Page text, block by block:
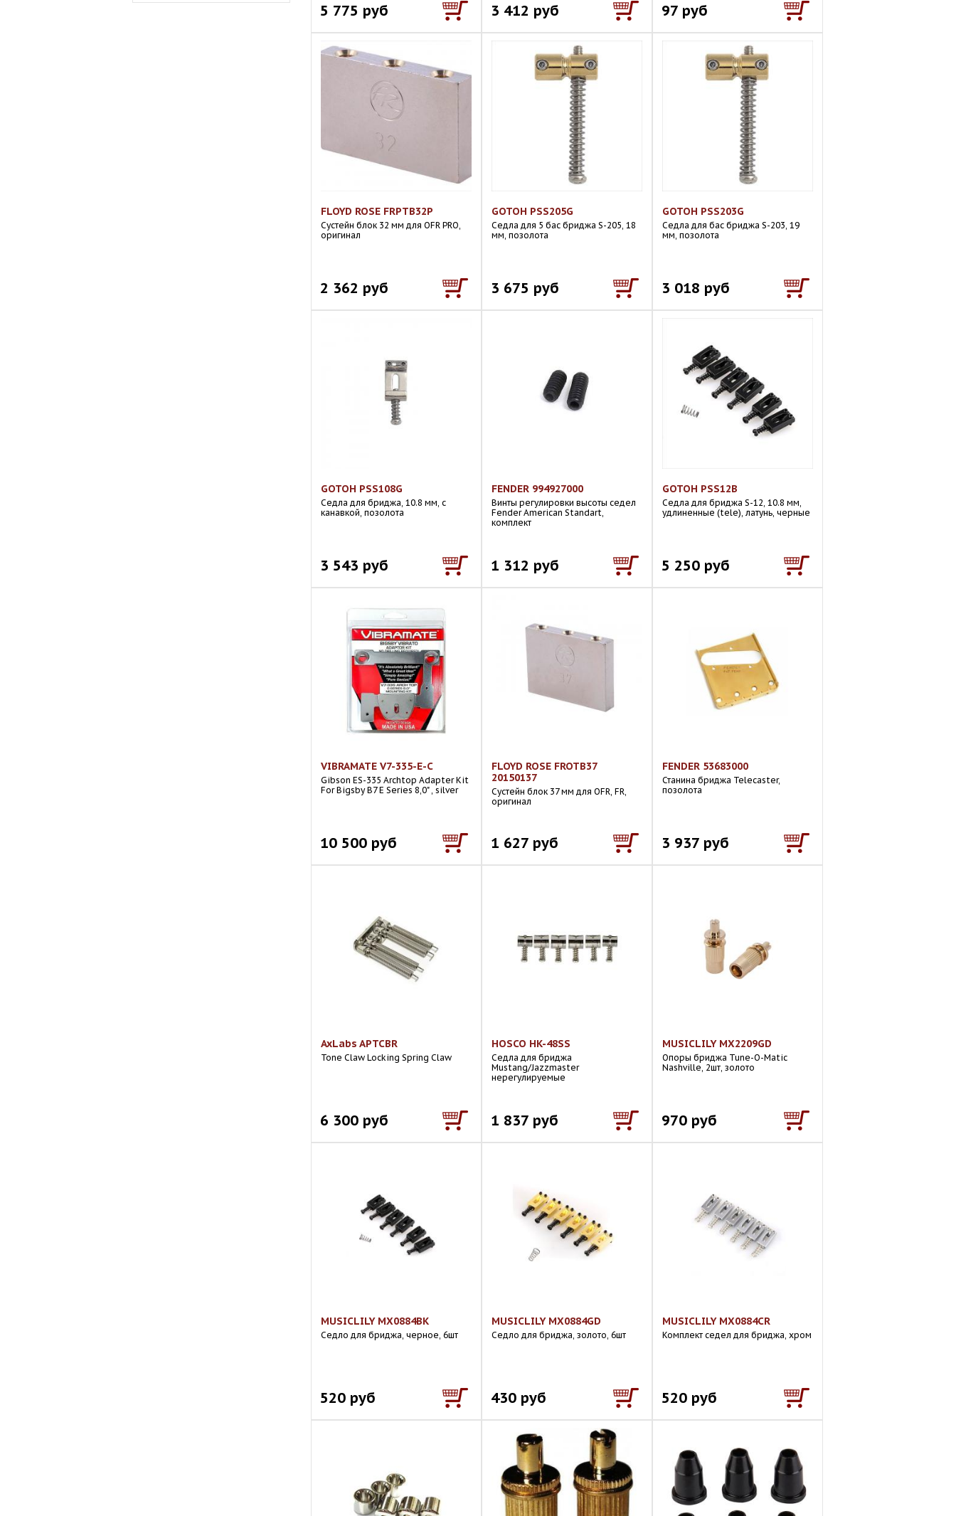
5 775 руб 3 412 руб 97 руб
FLOYD ROSE FRPTB32P
Сустейн блок 32 мм для OFR PRO,
оригинал
2 362 руб
GOTOH PSS205G
Седла для 5 бас бриджа S-205, 18
мм, позолота
3 675 руб
GOTOH PSS203G
Седла для бас бриджа S-203, 19
мм, позолота
3 018 руб
GOTOH PSS108G
Седла для бриджа, 10.8 мм, с
канавкой, позолота
3 543 руб
FENDER 994927000
Винты регулировки высоты седел
Fender American Standart,
комплект
1 312 руб
GOTOH PSS12B
Седла для бриджа S-12, 10.8 мм,
удлиненные (tele), латунь, черные
5 250 руб
VIBRAMATE V7-335-E-C
Gibson ES-335 Archtop Adapter Kit
For Bigsby B7 E Series 8,0" , silver
10 500 руб
FLOYD ROSE FROTB37
20150137
Сустейн блок 37 мм для OFR, FR,
оригинал
1 627 руб
FENDER 53683000
Станина бриджа Telecaster,
позолота
3 937 руб
AxLabs APTCBR
Tone Claw Locking Spring Claw
6 300 руб
HOSCO HK-48SS
Седла для бриджа
Mustang/Jazzmaster
нерегулируемые
1 837 руб
MUSICLILY MX2209GD
Опоры бриджа Tune-O-Matic
Nashville, 2шт, золото
970 руб
MUSICLILY MX0884BK
Седло для бриджа, черное, 6шт
520 руб
MUSICLILY MX0884GD
Седло для бриджа, золото, 6шт
430 руб
MUSICLILY MX0884CR
Комплект седел для бриджа, хром
520 руб